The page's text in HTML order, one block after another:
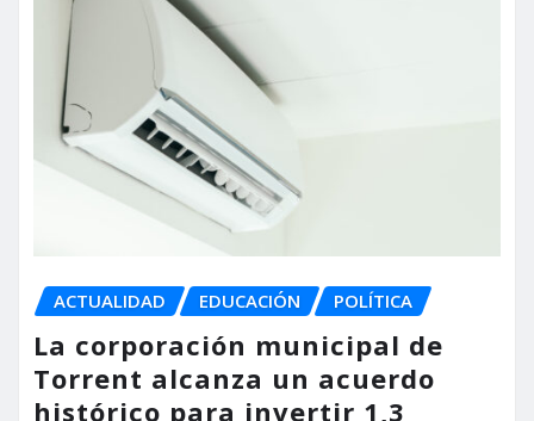
ACTUALIDAD EDUCACIÓN POLÍTICA
La corporación municipal de
Torrent alcanza un acuerdo
histórico para invertir 1,3